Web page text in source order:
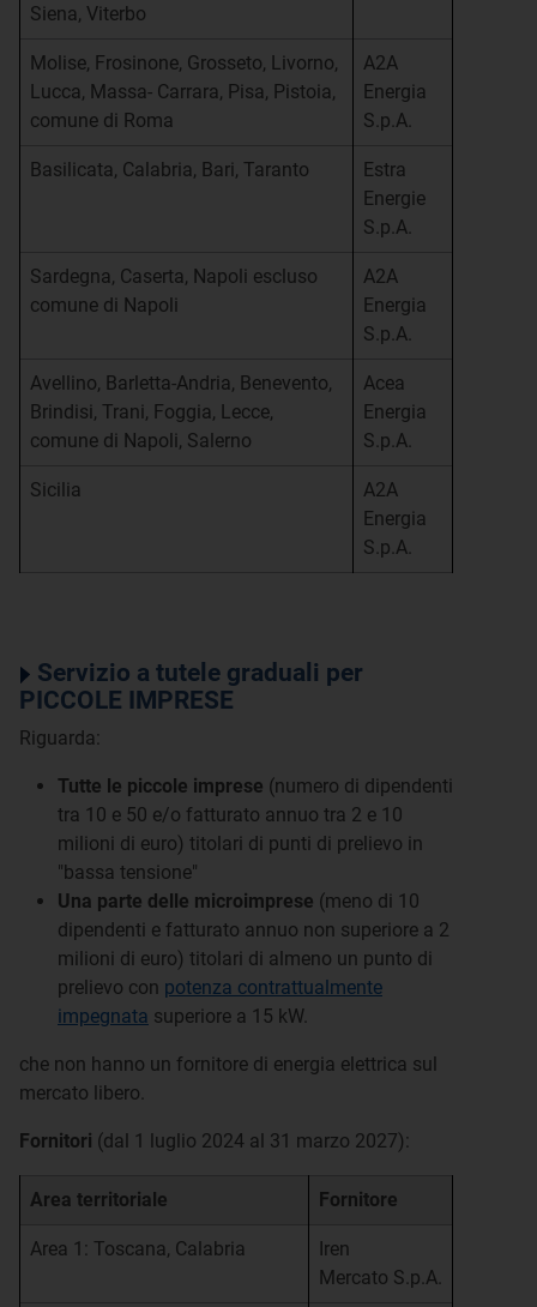
Siena, Viterbo
Molise, Frosinone, Grosseto, Livorno,
Lucca, Massa- Carrara, Pisa, Pistoia,
comune di Roma
A2A
Energia
S.p.A.
Basilicata, Calabria, Bari, Taranto
Estra
Energie
S.p.A.
Sardegna, Caserta, Napoli escluso
comune di Napoli
A2A
Energia
S.p.A.
Avellino, Barletta-Andria, Benevento,
Brindisi, Trani, Foggia, Lecce,
comune di Napoli, Salerno
Acea
Energia
S.p.A.
Sicilia
A2A
Energia
S.p.A.
Servizio a tutele graduali per
PICCOLE IMPRESE
Riguarda:
Tutte le piccole imprese (numero di dipendenti
tra 10 e 50 e/o fatturato annuo tra 2 e 10
milioni di euro) titolari di punti di prelievo in
"bassa tensione"
Una parte delle microimprese (meno di 10
dipendenti e fatturato annuo non superiore a 2
milioni di euro) titolari di almeno un punto di
prelievo con potenza contrattualmente
impegnata superiore a 15 kW.
che non hanno un fornitore di energia elettrica sul
mercato libero.
Fornitori (dal 1 luglio 2024 al 31 marzo 2027):
Area territoriale Fornitore
Area 1: Toscana, Calabria
Iren
Mercato S.p.A.